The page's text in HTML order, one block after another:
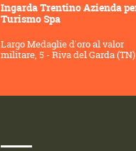
Ingarda Trentino Azienda
Turismo Spa
Largo Medaglie d'oro al valor
militare, 5 - Riva del Garda (TN)